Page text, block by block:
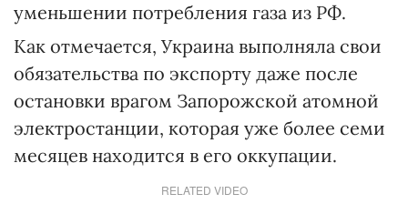
уменьшении потребления газа из РФ.
Как отмечается, Украина выполняла свои
обязательства по экспорту даже после
остановки врагом Запорожской атомной
электростанции, которая уже более семи
месяцев находится в его оккупации.
RELATED VIDEO